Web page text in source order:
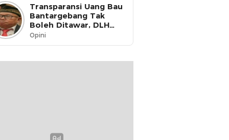
Transparansi Uang Bau
Bantargebang Tak
Boleh Ditawar, DLH
Kota Bekasi Harus Buka
Data ke Publik
Opini